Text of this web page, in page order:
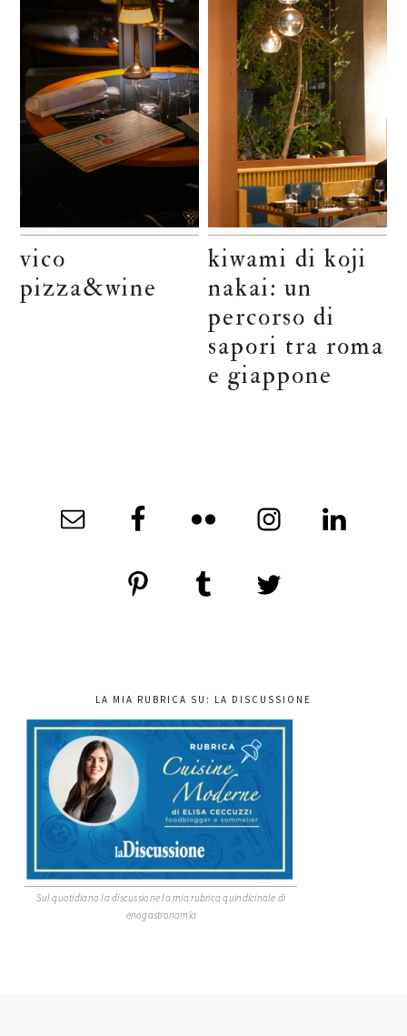
vico
pizza&wine
kiwami di koji
nakai: un
percorso di
sapori tra roma
e giappone
LA MIA RUBRICA SU: LA DISCUSSIONE
Sul quotidiano la discussione la mia rubrica quindicinale di
enogastronomia